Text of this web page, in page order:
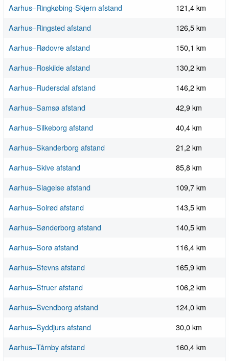
Aarhus–Ringkøbing-Skjern afstand
121,4 km
Aarhus–Ringsted afstand
126,5 km
Aarhus–Rødovre afstand
150,1 km
Aarhus–Roskilde afstand
130,2 km
Aarhus–Rudersdal afstand
146,2 km
Aarhus–Samsø afstand
42,9 km
Aarhus–Silkeborg afstand
40,4 km
Aarhus–Skanderborg afstand
21,2 km
Aarhus–Skive afstand
85,8 km
Aarhus–Slagelse afstand
109,7 km
Aarhus–Solrød afstand
143,5 km
Aarhus–Sønderborg afstand
140,5 km
Aarhus–Sorø afstand
116,4 km
Aarhus–Stevns afstand
165,9 km
Aarhus–Struer afstand
106,2 km
Aarhus–Svendborg afstand
124,0 km
Aarhus–Syddjurs afstand
30,0 km
Aarhus–Tårnby afstand
160,4 km